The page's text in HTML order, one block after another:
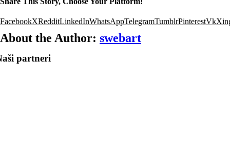
FacebookXRedditLinkedInWhatsAppTelegramTumblrPinterestVk
About the Author: swebart
partneri